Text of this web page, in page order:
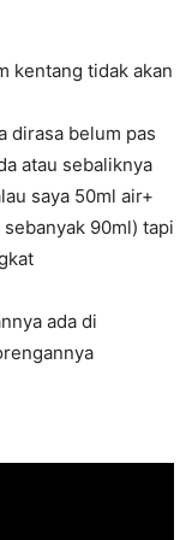
kentang tidak akan
dirasa belum pas
atau sebaliknya
saya 50ml air+
90ml) tapi
ada di